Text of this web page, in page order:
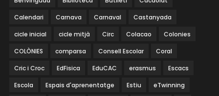
Calendari Carnava Carnaval Castanyada
cicle inicial cicle mitjà Circ Colacao Colonies
COLÒNIES comparsa Consell Escolar Coral
Cric i Croc EdFisica EduCAC erasmus Escacs
Escola Espais d'aprenentatge Estiu eTwinning